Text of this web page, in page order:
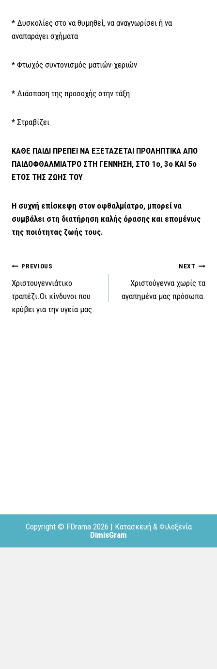
* Δυσκολίες στο να θυμηθεί, να αναγνωρίσει ή να
αναπαράγει σχήματα
* Φτωχός συντονισμός ματιών-χεριών
* Διάσπαση της προσοχής στην τάξη
* Στραβίζει
ΚΑΘΕ ΠΑΙΔΙ ΠΡΕΠΕΙ ΝΑ ΕΞΕΤΑΖΕΤΑΙ ΠΡΟΛΗΠΤΙΚΑ ΑΠΟ
ΠΑΙΔΟΦΘΑΛΜΙΑΤΡΟ ΣΤΗ ΓΕΝΝΗΣΗ, ΣΤΟ 1ο, 3ο ΚΑΙ 5ο
ΕΤΟΣ ΤΗΣ ΖΩΗΣ ΤΟΥ
Η συχνή επίσκεψη στον οφθαλμίατρο, μπορεί να
συμβάλει στη διατήρηση καλής όρασης και επομένως
της ποιότητας ζωής τους.
Πλοήγηση
άρθρων
PREVIOUS
Χριστουγεννιάτικο
τραπέζι.Οι κίνδυνοι που
κρύβει για την υγεία μας.
NEXT
Χριστούγεννα χωρίς τα
αγαπημένα μας πρόσωπα.
Copyright © FDrama 2026 | Κατασκευή & Φιλοξενία
DimisGram